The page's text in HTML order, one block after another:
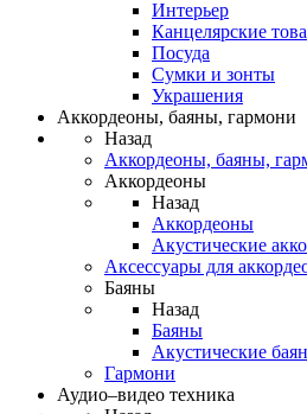
Интерьер
Канцелярские
Посуда
Сумки и зонты
Украшения
Аккордеоны, баяны, гармони
Назад
Аккордеоны, баяны,
Аккордеоны
Назад
Аккордеоны
Акустические
Аксессуары для
Баяны
Назад
Баяны
Акустические
Гармони
Аудио–видео техника